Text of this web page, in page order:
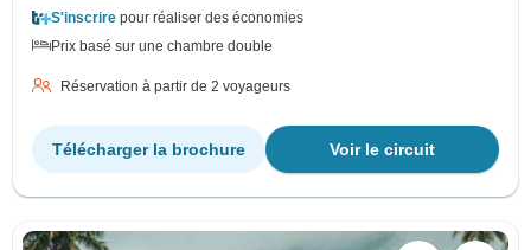
S'inscrire pour réaliser des économies
Prix basé sur une chambre double
Réservation à partir de 2 voyageurs
Voir le circuit
Télécharger la brochure